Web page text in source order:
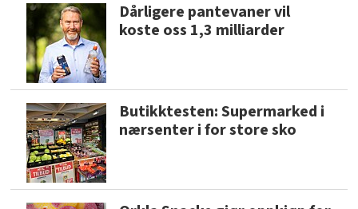
Dårligere pantevaner vil
koste oss 1,3 milliarder
Butikktesten: Supermarked i
nærsenter i for store sko